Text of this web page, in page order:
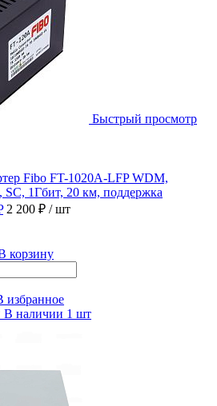
Быстрый просмотр
Fibo FT-1020A-LFP WDM,
SC, 1Гбит, 20 км, поддержка
2 200 ₽ / шт
корзину
избранное
В наличии 1 шт